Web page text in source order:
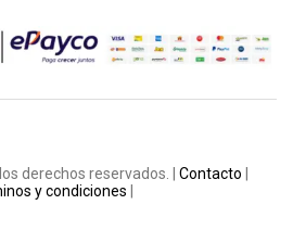
derechos reservados. | Contacto
y condiciones